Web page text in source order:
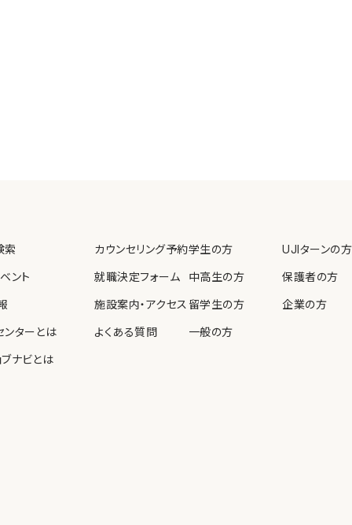
人情報保護法等の法令
索
ント
ンターとは
ナビとは
カウンセリング予約
就職決定フォーム
施設案内・アクセス
よくある質問
学生の方
中高生の方
留学生の方
一般の方
UJIターンの方
保護者の方
企業の方